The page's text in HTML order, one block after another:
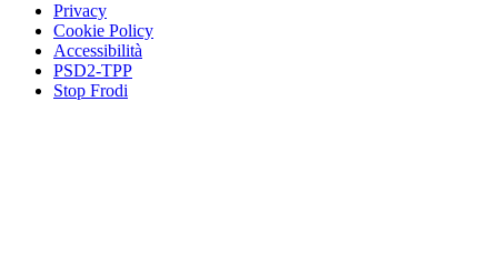
Privacy
Cookie Policy
Accessibilità
PSD2-TPP
Stop Frodi